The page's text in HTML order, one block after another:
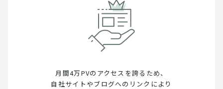
月間4万PVのアクセスを誇るため、
自社サイトやブログへのリンクにより